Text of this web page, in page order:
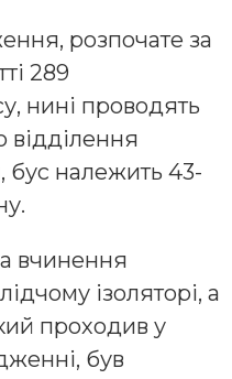
розпочате за
289
нині проводять
відділення
бус належить 43-
вчинення
ізоляторі, а
проходив у
був